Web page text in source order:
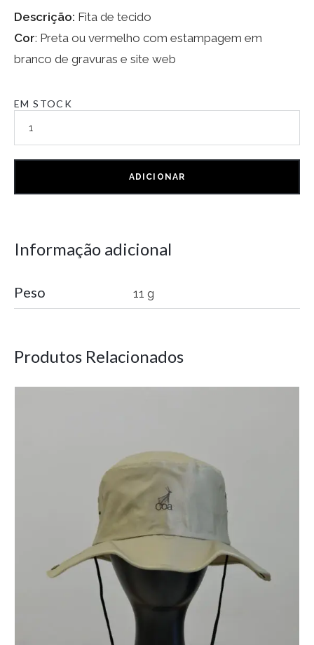
Descrição: Fita de tecido
Cor: Preta ou vermelho com estampagem em
branco de gravuras e site web
EM STOCK
ADICIONAR
Informação adicional
Peso 11 g
Produtos Relacionados